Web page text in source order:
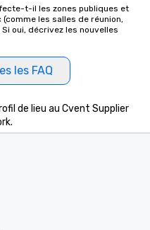
t-il les zones publiques et
les salles de réunion,
oui, décrivez les nouvelles
les FAQ
de lieu au Cvent Supplier